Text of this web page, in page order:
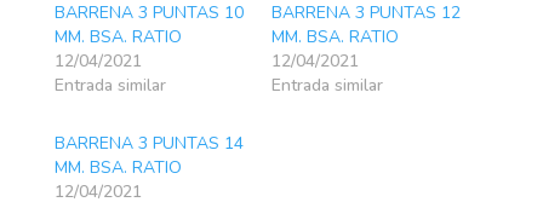
BARRENA 3 PUNTAS 10
MM. BSA. RATIO
12/04/2021
Entrada similar
BARRENA 3 PUNTAS 12
MM. BSA. RATIO
12/04/2021
Entrada similar
BARRENA 3 PUNTAS 14
MM. BSA. RATIO
12/04/2021